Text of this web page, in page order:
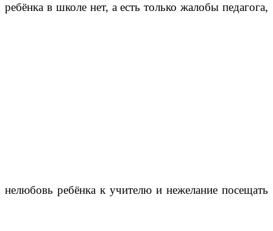
ребёнка в школе нет, а есть только жалобы педагога,
нелюбовь ребёнка к учителю и нежелание посещать